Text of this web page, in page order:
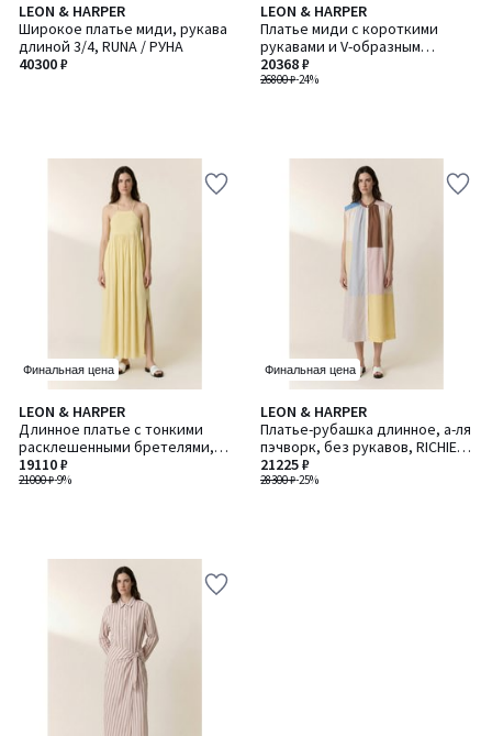
LEON & HARPER
Широкое платье миди, рукава
длиной 3/4, RUNA / РУНА
40300 ₽
LEON & HARPER
Платье миди с короткими
рукавами и V-образным
вырезом, RONNIE / РОННИ
26800 ₽-24%
20368 ₽
Финальная цена
LEON & HARPER
Длинное платье с тонкими
расклешенными бретелями,
ROMEE / РОМИ
21000 ₽-9%
19110 ₽
Финальная цена
LEON & HARPER
Платье-рубашка длинное, а-ля
пэчворк, без рукавов, RICHIE /
РИЧИ
28300 ₽-25%
21225 ₽